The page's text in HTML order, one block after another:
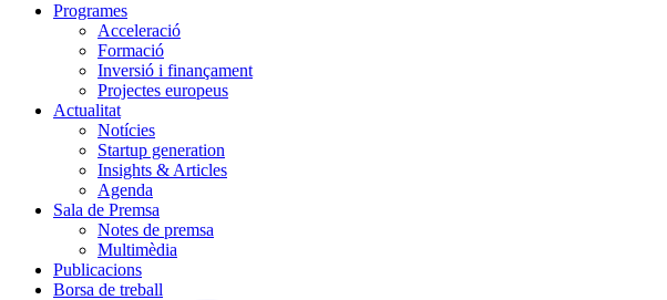
Programes
Acceleració
Formació
Inversió i finançament
Projectes europeus
Actualitat
Notícies
Startup generation
Insights & Articles
Agenda
Sala de Premsa
Notes de premsa
Multimèdia
Publicacions
Borsa de treball